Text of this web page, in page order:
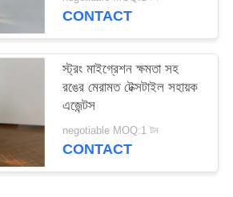
CONTACT
স্ট্রং মাইগ্রেশন ক্ষমতা সহ
রঙের মেরামত টেক্সটাইল সহায়ক
এজেন্টস
negotiable MOQ:1 টন
CONTACT